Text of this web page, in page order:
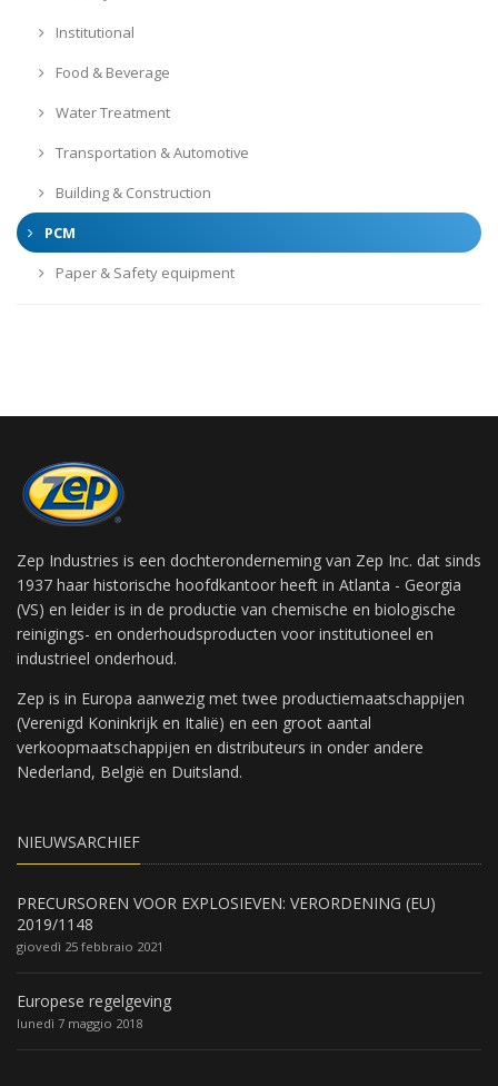
Institutional
Food & Beverage
Water Treatment
Transportation & Automotive
Building & Construction
PCM
Paper & Safety equipment
Zep Industries is een dochteronderneming van Zep Inc. dat sinds
1937 haar historische hoofdkantoor heeft in Atlanta - Georgia
(VS) en leider is in de productie van chemische en biologische
reinigings- en onderhoudsproducten voor institutioneel en
industrieel onderhoud.
Zep is in Europa aanwezig met twee productiemaatschappijen
(Verenigd Koninkrijk en Italië) en een groot aantal
verkoopmaatschappijen en distributeurs in onder andere
Nederland, België en Duitsland.
NIEUWSARCHIEF
PRECURSOREN VOOR EXPLOSIEVEN: VERORDENING (EU)
2019/1148
giovedì 25 febbraio 2021
Europese regelgeving
lunedì 7 maggio 2018